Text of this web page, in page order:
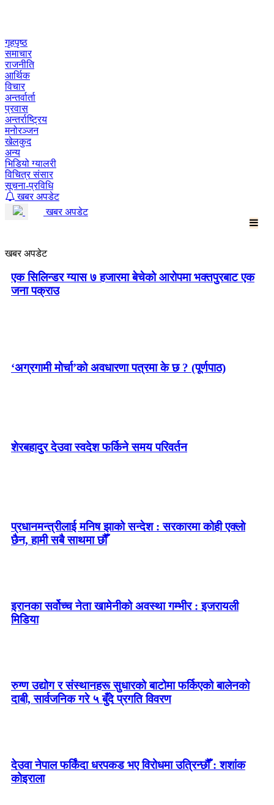
गृहपृष्ठ
समाचार
राजनीति
आर्थिक
विचार
अन्तर्वार्ता
प्रवास
अन्तर्राष्ट्रिय
मनोरञ्जन
खेलकुद
अन्य
भिडियो ग्यालरी
विचित्र संसार
सूचना-प्रविधि
खबर अपडेट
खबर अपडेट
खबर अपडेट
एक सिलिन्डर ग्यास ७ हजारमा बेचेको आरोपमा भक्तपुरबाट एक
जना पक्राउ
‘अग्रगामी मोर्चा’को अवधारणा पत्रमा के छ ? (पूर्णपाठ)
शेरबहादुर देउवा स्वदेश फर्किने समय परिवर्तन
प्रधानमन्त्रीलाई मनिष झाको सन्देश : सरकारमा कोही एक्लो
छैन, हामी सबै साथमा छौँ
इरानका सर्वोच्च नेता खामेनीको अवस्था गम्भीर : इजरायली
मिडिया
रुग्ण उद्योग र संस्थानहरू सुधारको बाटोमा फर्किएको बालेनकाे
दाबी, सार्वजनिक गरे ५ बुँदे प्रगति विवरण
देउवा नेपाल फर्किंदा धरपकड भए विरोधमा उत्रिन्छौँ : शशांक
कोइराला